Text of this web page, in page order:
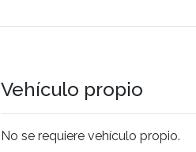
Vehículo propio
No se requiere vehículo propio.